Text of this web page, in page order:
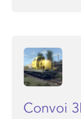
Convoi